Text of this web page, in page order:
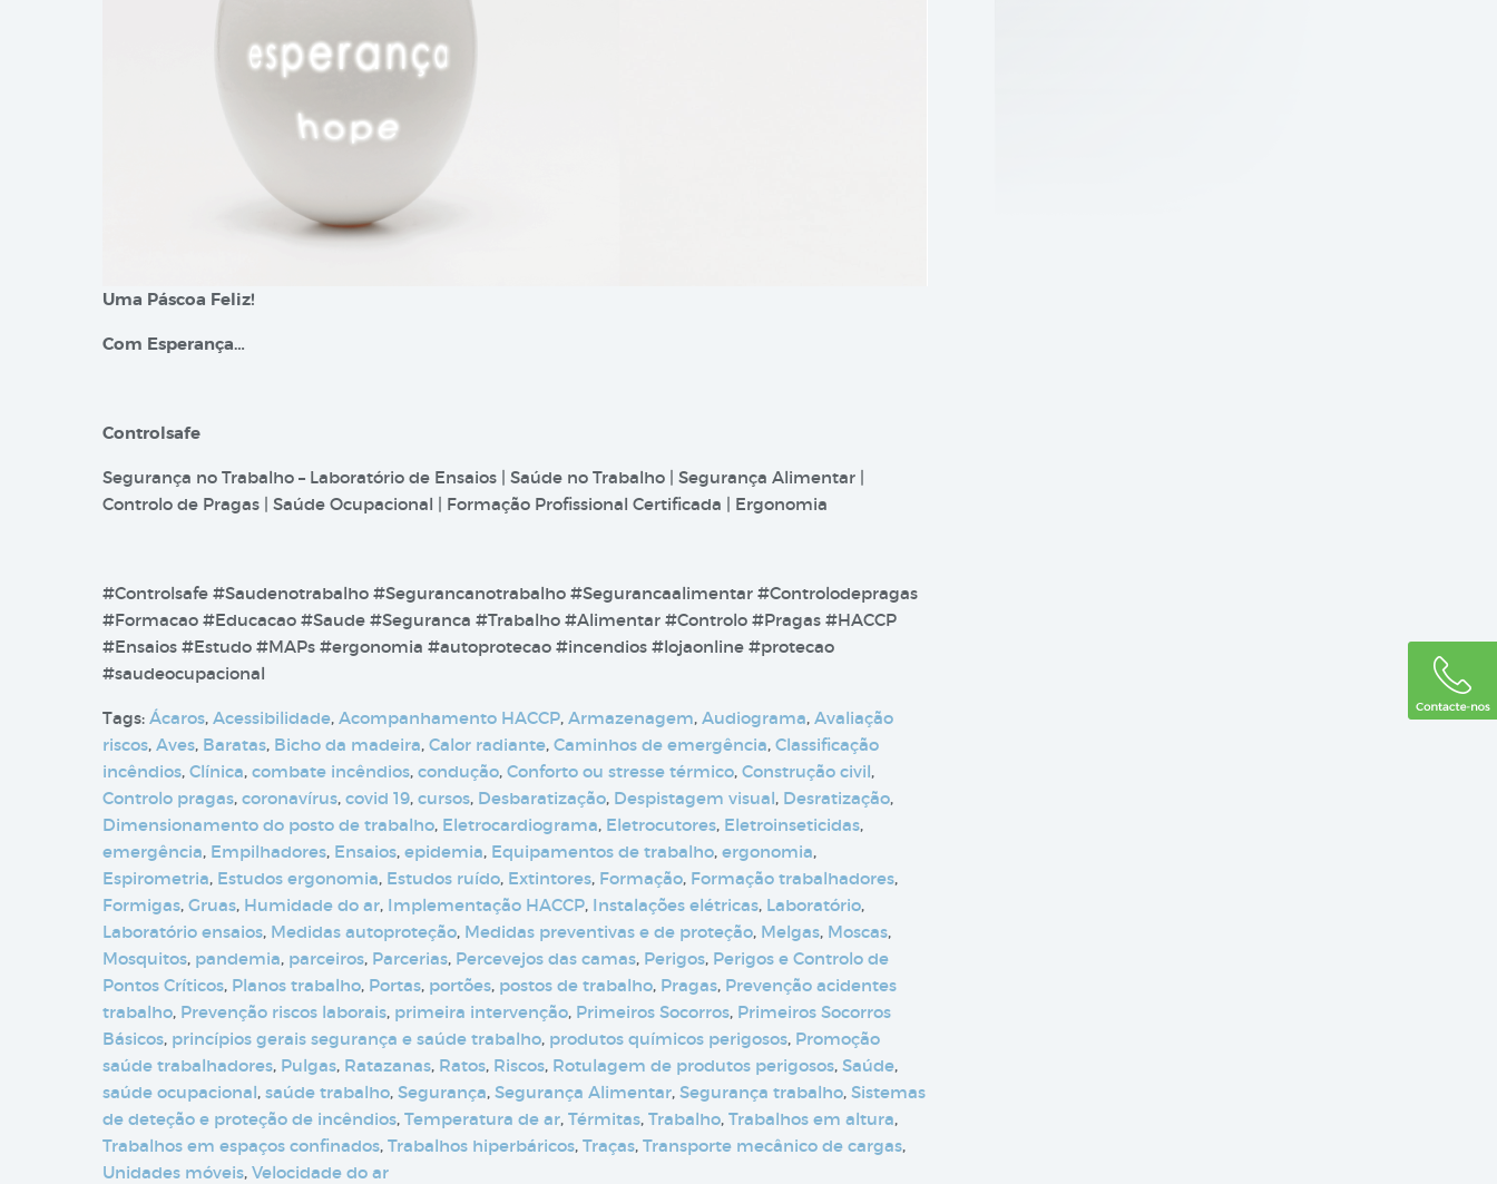
Uma Páscoa Feliz!
Com Esperança…
Controlsafe
Segurança no Trabalho – Laboratório de Ensaios | Saúde no Trabalho | Segurança Alimentar |
Controlo de Pragas | Saúde Ocupacional | Formação Profissional Certificada | Ergonomia
#Controlsafe #Saudenotrabalho #Segurancanotrabalho #Segurancaalimentar #Controlodepragas
#Formacao #Educacao #Saude #Seguranca #Trabalho #Alimentar #Controlo #Pragas #HACCP
#Ensaios #Estudo #MAPs #ergonomia #autoprotecao #incendios #lojaonline #protecao
#saudeocupacional
Tags: Ácaros, Acessibilidade, Acompanhamento HACCP, Armazenagem, Audiograma, Avaliação
riscos, Aves, Baratas, Bicho da madeira, Calor radiante, Caminhos de emergência, Classificação
incêndios, Clínica, combate incêndios, condução, Conforto ou stresse térmico, Construção civil,
Controlo pragas, coronavírus, covid 19, cursos, Desbaratização, Despistagem visual, Desratização,
Dimensionamento do posto de trabalho, Eletrocardiograma, Eletrocutores, Eletroinseticidas,
emergência, Empilhadores, Ensaios, epidemia, Equipamentos de trabalho, ergonomia,
Espirometria, Estudos ergonomia, Estudos ruído, Extintores, Formação, Formação trabalhadores,
Formigas, Gruas, Humidade do ar, Implementação HACCP, Instalações elétricas, Laboratório,
Laboratório ensaios, Medidas autoproteção, Medidas preventivas e de proteção, Melgas, Moscas,
Mosquitos, pandemia, parceiros, Parcerias, Percevejos das camas, Perigos, Perigos e Controlo de
Pontos Críticos, Planos trabalho, Portas, portões, postos de trabalho, Pragas, Prevenção acidentes
trabalho, Prevenção riscos laborais, primeira intervenção, Primeiros Socorros, Primeiros Socorros
Básicos, princípios gerais segurança e saúde trabalho, produtos químicos perigosos, Promoção
saúde trabalhadores, Pulgas, Ratazanas, Ratos, Riscos, Rotulagem de produtos perigosos, Saúde,
saúde ocupacional, saúde trabalho, Segurança, Segurança Alimentar, Segurança trabalho, Sistemas
de deteção e proteção de incêndios, Temperatura de ar, Térmitas, Trabalho, Trabalhos em altura,
Trabalhos em espaços confinados, Trabalhos hiperbáricos, Traças, Transporte mecânico de cargas,
Unidades móveis, Velocidade do ar